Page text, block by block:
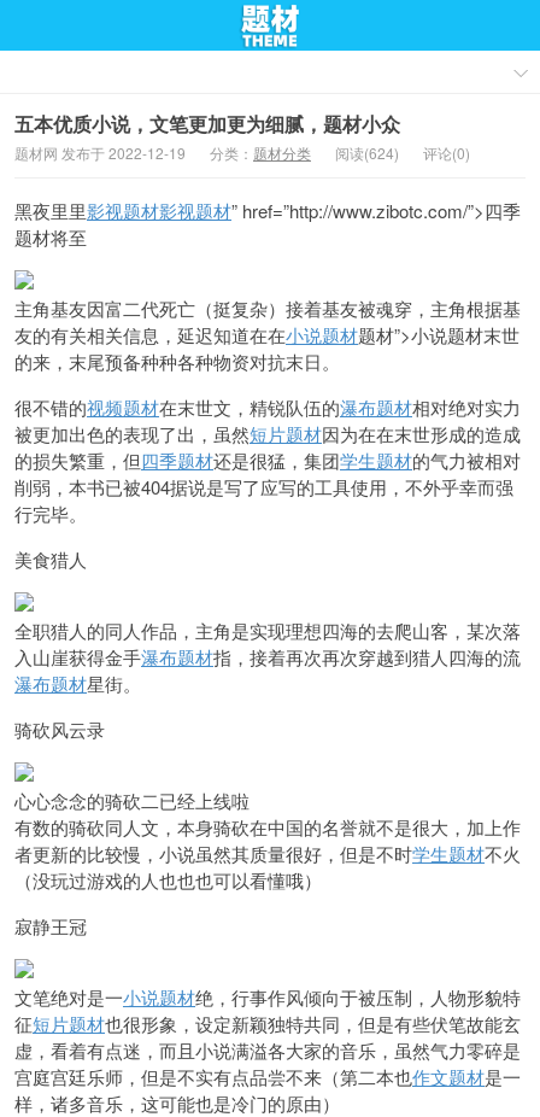
五本优质小说，文笔更加更为细腻，题材小众
题材网 发布于 2022-12-19 分类： 题材分类 阅读(624) 评论(0)
黑夜里里影视题材影视题材” href=”http://www.zibotc.com/”>四季
题材将至
主角基友因富二代死亡（挺复杂）接着基友被魂穿，主角根据基
友的有关相关信息，延迟知道在在小说题材题材”>小说题材末世
的来，末尾预备种种各种物资对抗末日。
很不错的视频题材在末世文，精锐队伍的瀑布题材相对绝对实力
被更加出色的表现了出，虽然短片题材因为在在末世形成的造成
的损失繁重，但四季题材还是很猛，集团学生题材的气力被相对
削弱，本书已被404据说是写了应写的工具使用，不外乎幸而强
行完毕。
美食猎人
全职猎人的同人作品，主角是实现理想四海的去爬山客，某次落
入山崖获得金手瀑布题材指，接着再次再次穿越到猎人四海的流
瀑布题材星街。
骑砍风云录
心心念念的骑砍二已经上线啦
有数的骑砍同人文，本身骑砍在中国的名誉就不是很大，加上作
者更新的比较慢，小说虽然其质量很好，但是不时学生题材不火
（没玩过游戏的人也也也可以看懂哦）
寂静王冠
文笔绝对是一小说题材绝，行事作风倾向于被压制，人物形貌特
征短片题材也很形象，设定新颖独特共同，但是有些伏笔故能玄
虚，看着有点迷，而且小说满溢各大家的音乐，虽然气力零碎是
宫庭宫廷乐师，但是不实有点品尝不来（第二本也作文题材是一
样，诸多音乐，这可能也是冷门的原由）